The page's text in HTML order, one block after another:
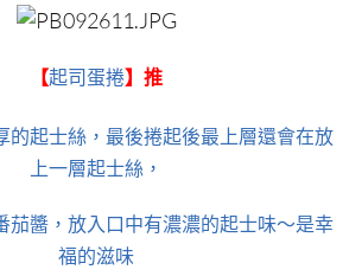
【起司蛋捲】 推
的起士絲，最後捲起後最上層還會在放
上一層起士絲，
茄醬，放入口中有濃濃的起士味～是幸
福的滋味